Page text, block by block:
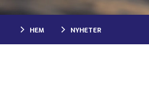
HEM NYHETER